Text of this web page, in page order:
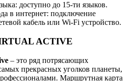
доступно до 15-ти языков.
в интернет: подключение
кабель или Wi-Fi устройство.
ACTIVE
– это ряд потрясающих
прекрасных уголков планеты,
Маршрутная карта